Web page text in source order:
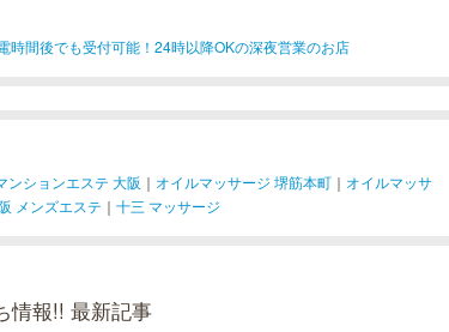
時間後でも受付可能！24時以降OKの深夜営業のお店
ンションエステ 大阪 ｜ オイルマッサージ 堺筋本町 ｜ オイルマッサ
メンズエステ ｜ 十三 マッサージ
情報!! 最新記事